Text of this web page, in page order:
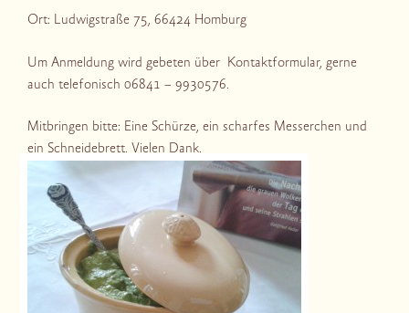
Ort: Ludwigstraße 75, 66424 Homburg
Um Anmeldung wird gebeten über Kontaktformular, gerne
auch telefonisch 06841 – 9930576.
Mitbringen bitte: Eine Schürze, ein scharfes Messerchen und
ein Schneidebrett. Vielen Dank.